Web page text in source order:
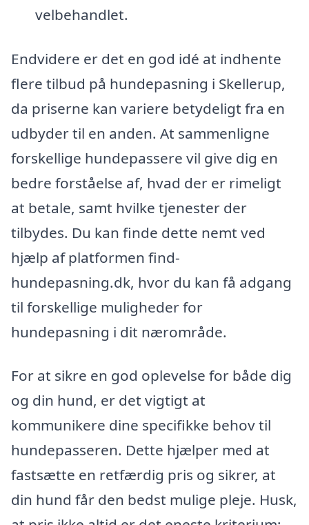
velbehandlet.
Endvidere er det en god idé at indhente
flere tilbud på hundepasning i Skellerup,
da priserne kan variere betydeligt fra en
udbyder til en anden. At sammenligne
forskellige hundepassere vil give dig en
bedre forståelse af, hvad der er rimeligt
at betale, samt hvilke tjenester der
tilbydes. Du kan finde dette nemt ved
hjælp af platformen find-
hundepasning.dk, hvor du kan få adgang
til forskellige muligheder for
hundepasning i dit nærområde.
For at sikre en god oplevelse for både dig
og din hund, er det vigtigt at
kommunikere dine specifikke behov til
hundepasseren. Dette hjælper med at
fastsætte en retfærdig pris og sikrer, at
din hund får den bedst mulige pleje. Husk,